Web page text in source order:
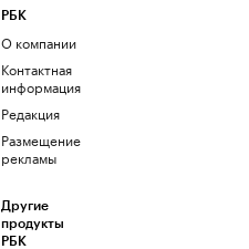
РБК
О компании
Контактная
информация
Редакция
Размещение
рекламы
Другие
продукты
РБК